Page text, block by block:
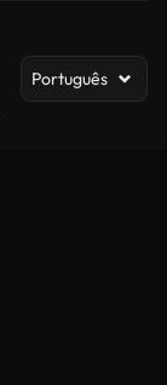
Português